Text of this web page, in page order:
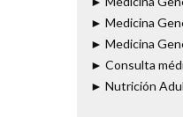
► Medicina
► Medicina
► Consulta
► Nutrición